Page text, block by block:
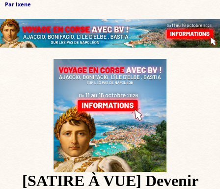
Par Ixene
[SATIRE À VUE] Devenir